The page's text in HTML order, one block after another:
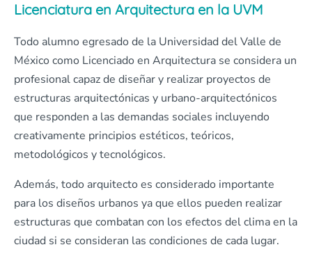
Licenciatura en Arquitectura en la UVM
Todo alumno egresado de la Universidad del Valle de
México como Licenciado en Arquitectura se considera un
profesional capaz de diseñar y realizar proyectos de
estructuras arquitectónicas y urbano-arquitectónicos
que responden a las demandas sociales incluyendo
creativamente principios estéticos, teóricos,
metodológicos y tecnológicos.
Además, todo arquitecto es considerado importante
para los diseños urbanos ya que ellos pueden realizar
estructuras que combatan con los efectos del clima en la
ciudad si se consideran las condiciones de cada lugar.